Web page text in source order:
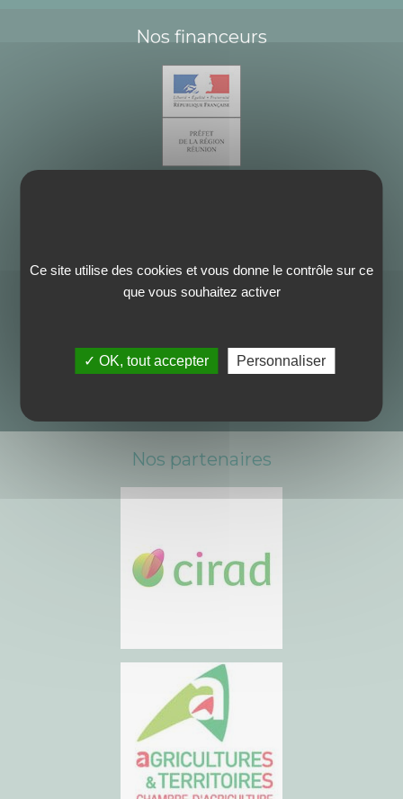
Nos financeurs
Nos partenaires
Ce site utilise des cookies et vous donne le contrôle sur ce
que vous souhaitez activer
✓ OK, tout accepter Personnaliser